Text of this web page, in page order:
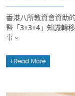
香港八所教資會資助
暨「3+3+4」知識轉
事。
Read More